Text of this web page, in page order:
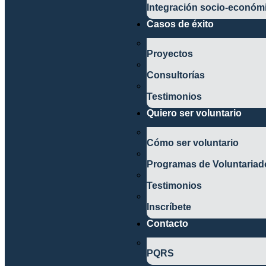
Integración socio-
Casos de éxito
Proyectos
Consultorías
Testimonios
Quiero ser voluntario
Cómo ser voluntario
Programas de
Testimonios
Inscríbete
Contacto
PQRS